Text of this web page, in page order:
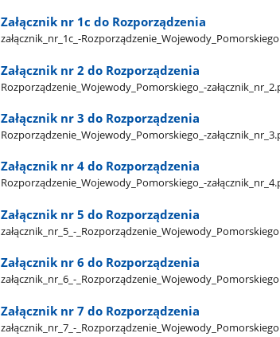
Załącznik nr 1c do Rozporządzenia
załącznik​_nr​_1c​_-
Załącznik nr 2 do Rozporządzenia
Rozporządzenie​_Wojewody​_Pomorskiego​_-
Załącznik nr 3 do Rozporządzenia
Rozporządzenie​_Wojewody​_Pomorskiego​_-
Załącznik nr 4 do Rozporządzenia
Rozporządzenie​_Wojewody​_Pomorskiego​_-
Załącznik nr 5 do Rozporządzenia
załącznik​_nr​_5​_-​
Załącznik nr 6 do Rozporządzenia
załącznik​_nr​_6​_-​
Załącznik nr 7 do Rozporządzenia
załącznik​_nr​_7​_-​